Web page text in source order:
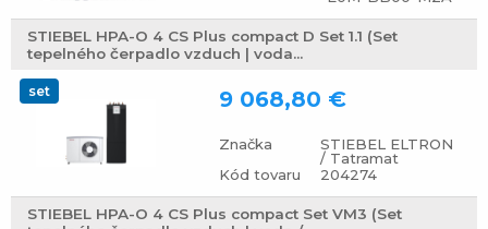
STIEBEL HPA-O 4 CS Plus compact D Set 1.1 (Set
tepelného čerpadlo vzduch | voda...
set
Značka
STIEBEL ELTRON
/ Tatramat
Kód tovaru
204274
9 068,80 €
STIEBEL HPA-O 4 CS Plus compact Set VM3 (Set